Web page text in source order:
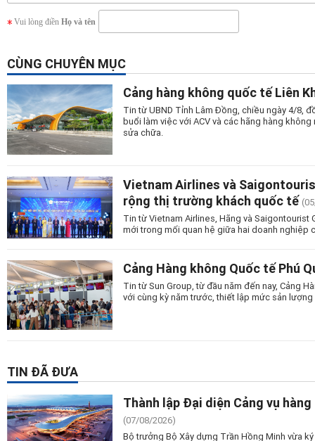
Vui lòng điền Họ và tên
CÙNG CHUYÊN MỤC
Cảng hàng không quốc tế Liên
Tin từ UBND Tỉnh Lâm Đồng, chiều ngày 4/8,
buổi làm việc với ACV và các hãng hàng
sửa chữa.
Vietnam Airlines và
rộng thị trường khách quốc tế
Tin từ Vietnam Airlines, Hãng và
mới trong mối quan hệ giữa hai doanh nghiệp
Cảng Hàng không Quốc tế Phú
Tin từ Sun Group, từ đầu năm đến nay, Cảng
với cùng kỳ năm trước, thiết lập mức sản
TIN ĐÃ ĐƯA
Thành lập Đại diện Cảng vụ
(07/08/2026)
Bộ trưởng Bộ Xây dựng Trần Hồng Minh vừa